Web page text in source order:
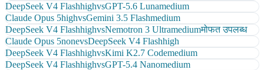
DeepSeek V4 FlashhighvsGPT-5.6 Lunamedium
Claude Opus 5highvsGemini 3.5 Flashmedium
DeepSeek V4 FlashhighvsNemotron 3 Ultramediumमोफत उपलब्ध
Claude Opus 5nonevsDeepSeek V4 Flashhigh
DeepSeek V4 FlashhighvsKimi K2.7 Codemedium
DeepSeek V4 FlashhighvsGPT-5.4 Nanomedium